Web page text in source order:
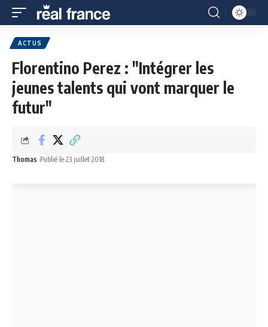
ACTUS
Florentino Perez : "Intégrer les
jeunes talents qui vont marquer le
futur"
Thomas Publié le 23 juillet 2018